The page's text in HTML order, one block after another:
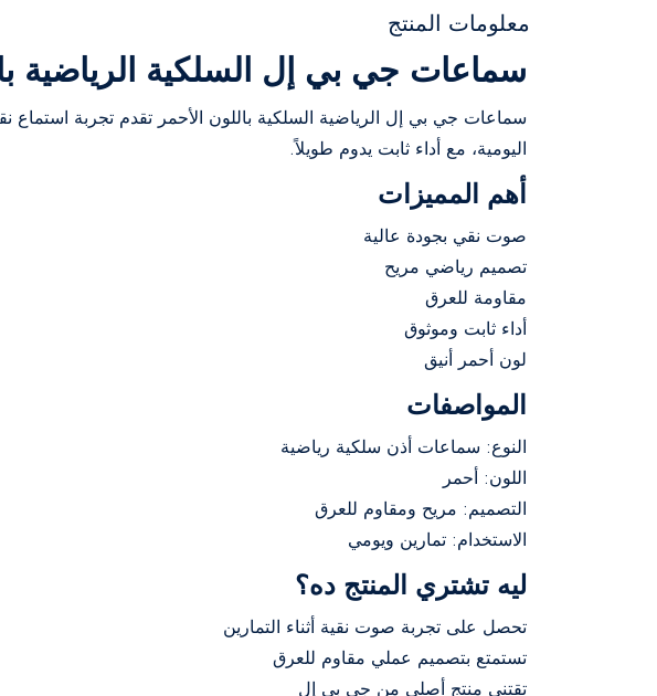
معلومات المنتج
سماعات جي بي إل السلكية الرياضية
سماعات جي بي إل الرياضية السلكية باللون الأحمر تقدم تجربة استماع
اليومية، مع أداء ثابت يدوم طويلاً.
أهم المميزات
صوت نقي بجودة عالية
تصميم رياضي مريح
مقاومة للعرق
أداء ثابت وموثوق
لون أحمر أنيق
المواصفات
النوع: سماعات أذن سلكية رياضية
اللون: أحمر
التصميم: مريح ومقاوم للعرق
الاستخدام: تمارين ويومي
ليه تشتري المنتج ده؟
تحصل على تجربة صوت نقية أثناء التمارين
تستمتع بتصميم عملي مقاوم للعرق
تقتني منتج أصلي من جي بي إل